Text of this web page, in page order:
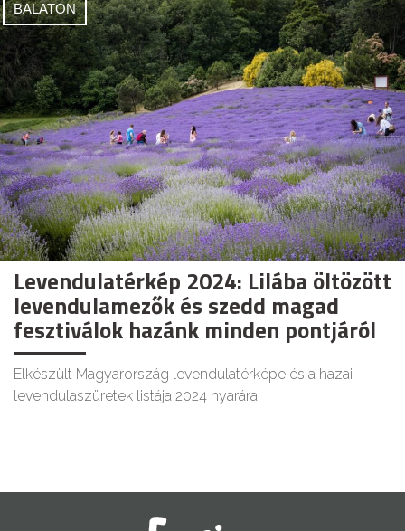
BALATON
Levendulatérkép 2024: Lilába öltözött
levendulamezők és szedd magad
fesztiválok hazánk minden pontjáról
Elkészült Magyarország levendulatérképe és a hazai
levendulaszüretek listája 2024 nyarára.